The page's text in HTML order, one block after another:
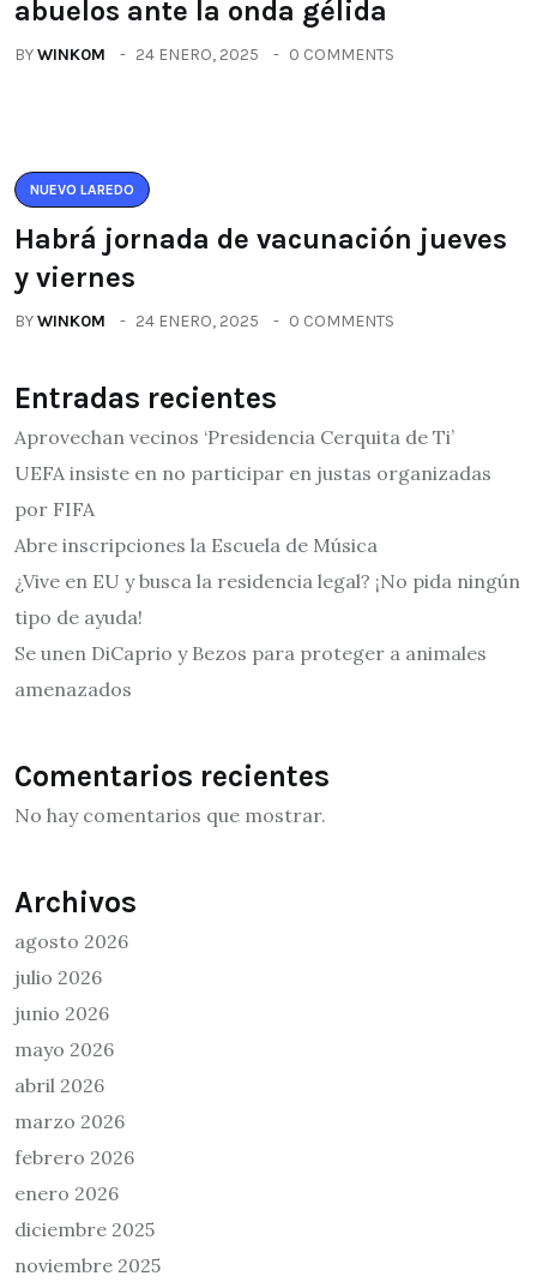
abuelos ante la onda gélida
BYWINK0M 24 ENERO, 2025 0 COMMENTS
NUEVO LAREDO
Habrá jornada de vacunación jueves
y viernes
BYWINK0M 24 ENERO, 2025 0 COMMENTS
Entradas recientes
Aprovechan vecinos ‘Presidencia Cerquita de Ti’
UEFA insiste en no participar en justas organizadas
por FIFA
Abre inscripciones la Escuela de Música
¿Vive en EU y busca la residencia legal? ¡No pida ningún
tipo de ayuda!
Se unen DiCaprio y Bezos para proteger a animales
amenazados
Comentarios recientes
No hay comentarios que mostrar.
Archivos
agosto 2026
julio 2026
junio 2026
mayo 2026
abril 2026
marzo 2026
febrero 2026
enero 2026
diciembre 2025
noviembre 2025